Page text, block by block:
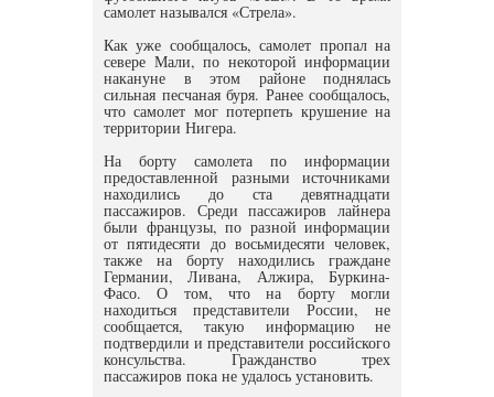
самолет назывался «Стрела».
Как уже сообщалось, самолет пропал на
севере Мали, по некоторой информации
накануне в этом районе поднялась
сильная песчаная буря. Ранее сообщалось,
что самолет мог потерпеть крушение на
территории Нигера.
На борту самолета по информации
предоставленной разными источниками
находились до ста девятнадцати
пассажиров. Среди пассажиров лайнера
были французы, по разной информации
от пятидесяти до восьмидесяти человек,
также на борту находились граждане
Германии, Ливана, Алжира, Буркина-
Фасо. О том, что на борту могли
находиться представители России, не
сообщается, такую информацию не
подтвердили и представители российского
консульства. Гражданство трех
пассажиров пока не удалось установить.